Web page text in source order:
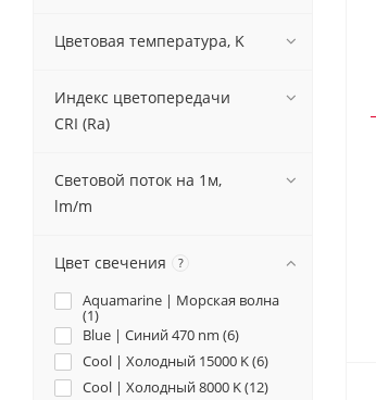
Цветовая температура, K
Индекс цветопередачи
CRI (Ra)
Световой поток на 1м,
lm/m
Цвет свечения ?
Aquamarine | Морская волна
(1)
Blue | Синий 470 nm (6)
Cool | Холодный 15000 K (6)
Cool | Холодный 8000 K (12)